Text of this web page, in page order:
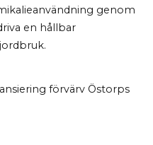
genom
en hållbar
förvärv Östorps